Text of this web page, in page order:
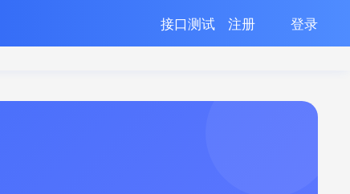
接口测试 注册 登录